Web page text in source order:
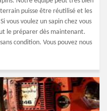
puisse être réutilisé et les
vous voulez un sapin chez vous
le préparer dès maintenant.
condition. Vous pouvez nous